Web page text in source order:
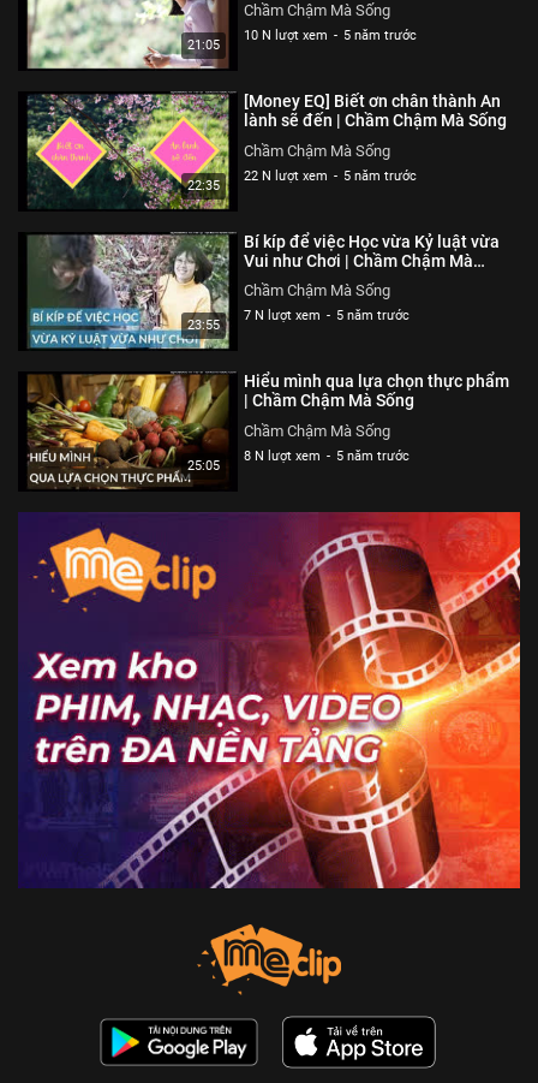
21:05
Chầm Chậm Mà Sống
10 N lượt xem - 5 năm trước
22:35
[Money EQ] Biết ơn chân thành An
lành sẽ đến | Chầm Chậm Mà Sống
Chầm Chậm Mà Sống
22 N lượt xem - 5 năm trước
23:55
Bí kíp để việc Học vừa Kỷ luật vừa
Vui như Chơi | Chầm Chậm Mà
Sống
Chầm Chậm Mà Sống
7 N lượt xem - 5 năm trước
25:05
Hiểu mình qua lựa chọn thực phẩm
| Chầm Chậm Mà Sống
Chầm Chậm Mà Sống
8 N lượt xem - 5 năm trước